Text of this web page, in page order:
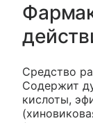
Средство
Содержит
кислоты,